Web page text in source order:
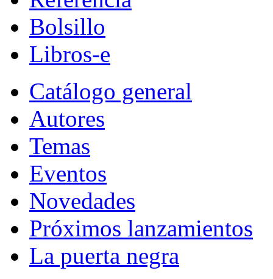
Bolsillo
Libros-e
Catálogo general
Autores
Temas
Eventos
Novedades
Próximos lanzamientos
La puerta negra